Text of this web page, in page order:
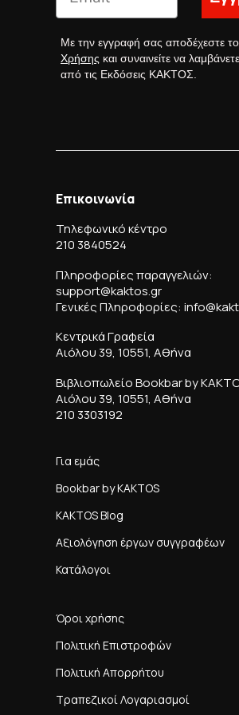
Με την εγγραφή σας αποδέχεστε
Χρήσης και συναινείτε να
από τις Εκδόσεις ΚΑΚΤΟΣ.
Επικοινωνία
Τηλεφωνικό κέντρο
210 3840524
Πληροφορίες παραγγελιών:
support@kaktos.gr
Γενικές Πληροφορίες:
Κεντρικά Γραφεία
Αιόλου 39, 10551, Αθήνα
Βιβλιοπωλείο Bookbar by
Αιόλου 39, 10551, Αθήνα
210 3303192
Για εμάς
Bookbar by KAKTOS
KAKTOS Blog
Αξιολόγηση έργων συγγραφέων
Κατάλογοι
Όροι χρήσης
Πολιτική Επιστροφών
Πολιτική Απορρήτου
Τραπεζικοί Λογαριασμοί